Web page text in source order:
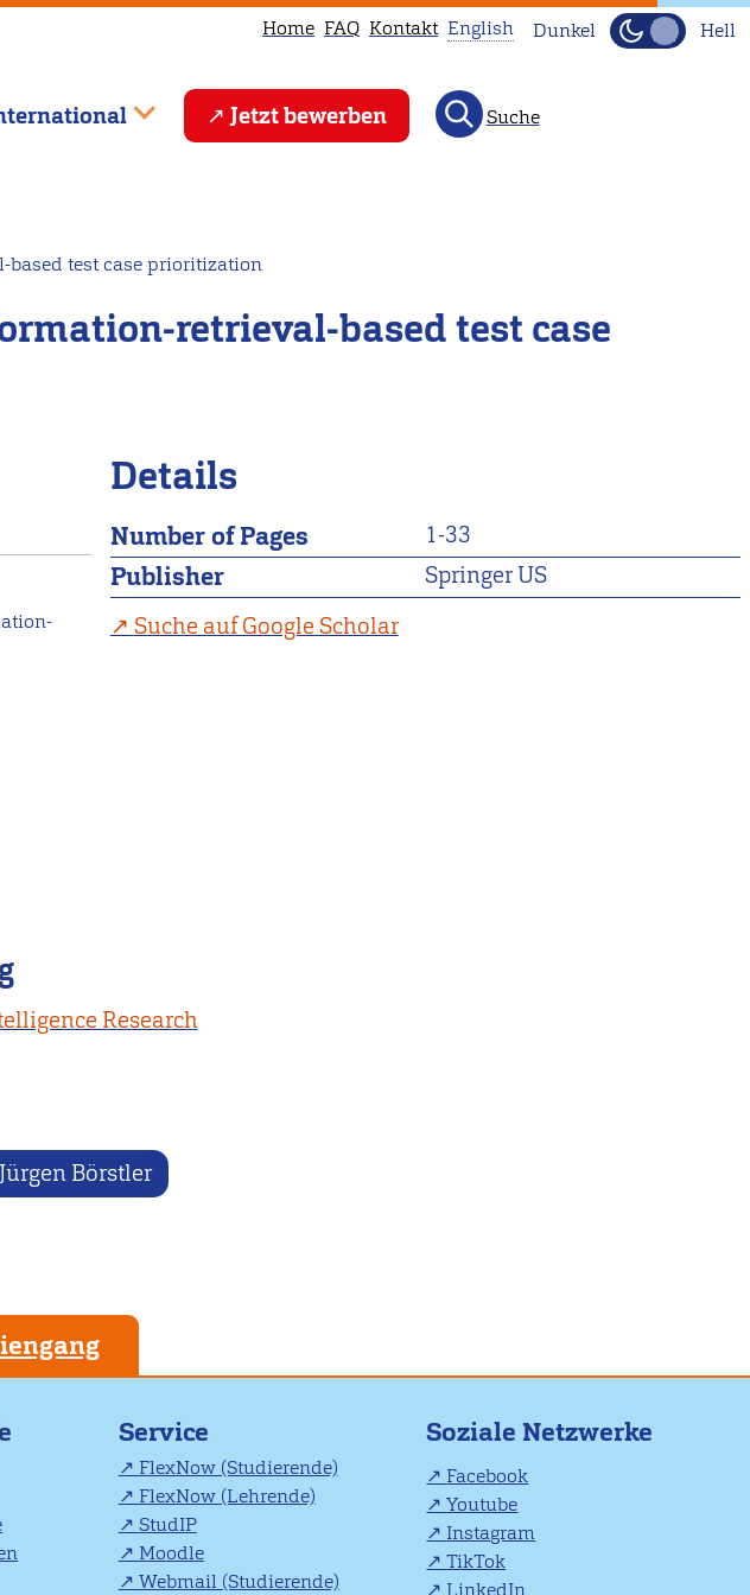
Home FAQ Kontakt
This
page
Head
English Dunkel Hell
Jetzt bewerben Suche
test case prioritization
retrieval-based test case
Details
Number of Pages 1-33
Publisher
Springer US
Suche auf Google Scholar
Research
Jürgen Börstler
Service
FlexNow (Studierende)
FlexNow (Lehrende)
StudIP
Moodle
Webmail (Studierende)
Soziale Netzwerke
Facebook
Youtube
Instagram
TikTok
LinkedIn